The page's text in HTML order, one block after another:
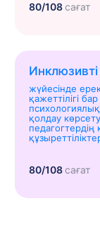
80/108сағат
Инклюзивті
жүйесінде
қажеттілігі
қолдау
педагогтердің
80/108сағат